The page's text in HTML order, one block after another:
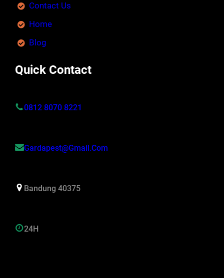
Contact Us
Home
Blog
Quick Contact
0812 8070 8221
Gardapest@gmail.com
Bandung 40375
24H